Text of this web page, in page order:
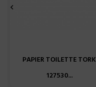
PAPIER TOILETTE TORK
127530...
